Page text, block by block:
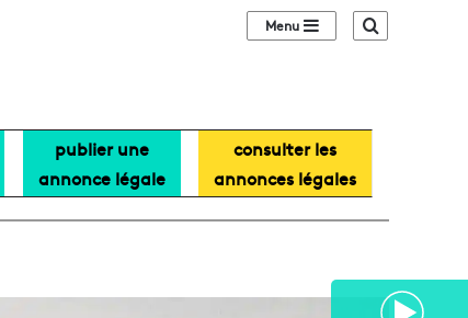
Sidebar (barre
publier une
annonce légale
consulter les
annonces légales